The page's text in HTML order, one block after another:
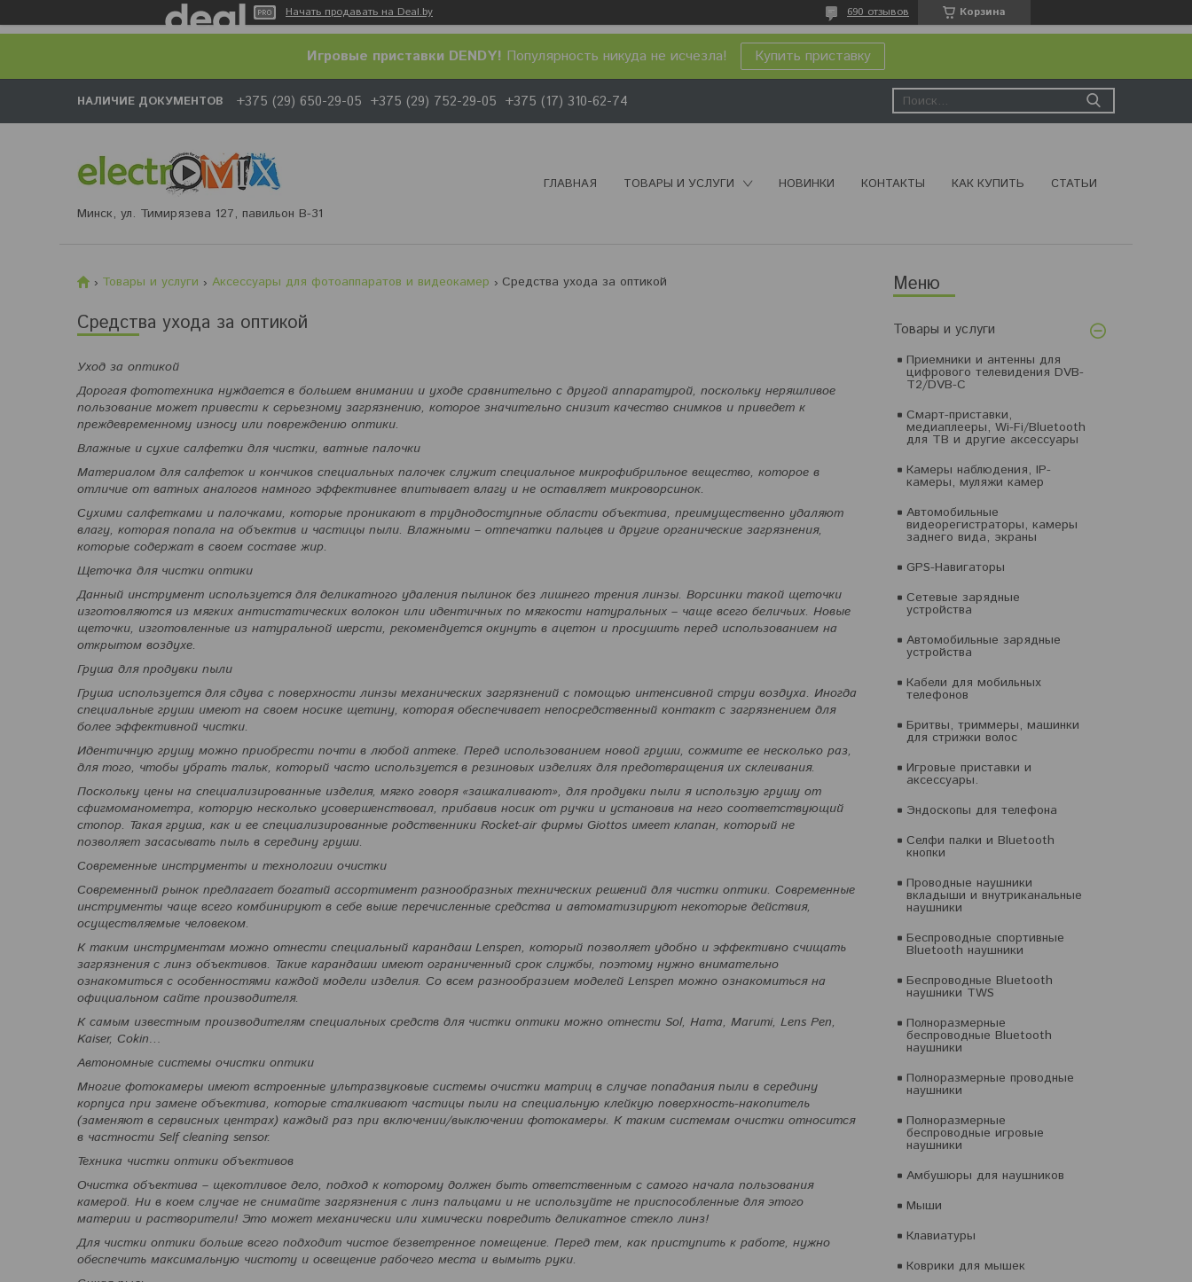
Начать продавать на Deal.by Корзина
690 отзывов
Игровые приставки DENDY! Популярность никуда не исчезла! Купить приставку
НАЛИЧИЕ ДОКУМЕНТОВ +375 (29) 650-29-05 +375 (29) 752-29-05 +375 (17) 310-62-74
Минск, ул. Тимирязева 127, павильон В-31
ГЛАВНАЯ ТОВАРЫ И УСЛУГИ НОВИНКИ КОНТАКТЫ КАК КУПИТЬ СТАТЬИ
Товары и услуги
Приемники и антенны для
цифрового телевидения DVB-
T2/DVB-C
Смарт-приставки,
медиаплееры, Wi-Fi/Bluetooth
для ТВ и другие аксессуары
Камеры наблюдения, IP-
камеры, муляжи камер
Автомобильные
видеорегистраторы, камеры
заднего вида, экраны
GPS-Навигаторы
Сетевые зарядные
устройства
Автомобильные зарядные
устройства
Кабели для мобильных
телефонов
Бритвы, триммеры, машинки
для стрижки волос
Игровые приставки и
аксессуары.
Эндоскопы для телефона
Селфи палки и Bluetooth
кнопки
Проводные наушники
вкладыши и внутриканальные
наушники
Беспроводные спортивные
Bluetooth наушники
Беспроводные Bluetooth
наушники TWS
Полноразмерные
беспроводные Bluetooth
наушники
Полноразмерные проводные
наушники
Полноразмерные
беспроводные игровые
наушники
Амбушюры для наушников
Мыши
Клавиатуры
Коврики для мышек
Товары и услуги Аксессуары для фотоаппаратов и видеокамер Средства ухода за оптикой
Средства ухода за оптикой
Уход за оптикой
Дорогая фототехника нуждается в большем внимании и уходе сравнительно с другой аппаратурой, поскольку неряшливое
пользование может привести к серьезному загрязнению, которое значительно снизит качество снимков и приведет к
преждевременному износу или повреждению оптики.
Влажные и сухие салфетки для чистки, ватные палочки
Материалом для салфеток и кончиков специальных палочек служит специальное микрофибрильное вещество, которое в
отличие от ватных аналогов намного эффективнее впитывает влагу и не оставляет микроворсинок.
Сухими салфетками и палочками, которые проникают в труднодоступные области объектива, преимущественно удаляют
влагу, которая попала на объектив и частицы пыли. Влажными – отпечатки пальцев и другие органические загрязнения,
которые содержат в своем составе жир.
Щеточка для чистки оптики
Данный инструмент используется для деликатного удаления пылинок без лишнего трения линзы. Ворсинки такой щеточки
изготовляются из мягких антистатических волокон или идентичных по мягкости натуральных – чаще всего беличьих. Новые
щеточки, изготовленные из натуральной шерсти, рекомендуется окунуть в ацетон и просушить перед использованием на
открытом воздухе.
Груша для продувки пыли
Груша используется для сдува с поверхности линзы механических загрязнений с помощью интенсивной струи воздуха. Иногда
специальные груши имеют на своем носике щетину, которая обеспечивает непосредственный контакт с загрязнением для
более эффективной чистки.
Идентичную грушу можно приобрести почти в любой аптеке. Перед использованием новой груши, сожмите ее несколько раз,
для того, чтобы убрать тальк, который часто используется в резиновых изделиях для предотвращения их склеивания.
Поскольку цены на специализированные изделия, мягко говоря «зашкаливают», для продувки пыли я использую грушу от
сфигмоманометра, которую несколько усовершенствовал, прибавив носик от ручки и установив на него соответствующий
стопор. Такая груша, как и ее специализированные родственники Rocket-air фирмы Giottos имеет клапан, который не
позволяет засасывать пыль в середину груши.
Современные инструменты и технологии очистки
Современный рынок предлагает богатый ассортимент разнообразных технических решений для чистки оптики. Современные
инструменты чаще всего комбинируют в себе выше перечисленные средства и автоматизируют некоторые действия,
осуществляемые человеком.
К таким инструментам можно отнести специальный карандаш Lenspen, который позволяет удобно и эффективно счищать
загрязнения с линз объективов. Такие карандаши имеют ограниченный срок службы, поэтому нужно внимательно
ознакомиться с особенностями каждой модели изделия. Со всем разнообразием моделей Lenspen можно ознакомиться на
официальном сайте производителя.
К самым известным производителям специальных средств для чистки оптики можно отнести Sol, Hama, Marumi, Lens Pen,
Kaiser, Cokin…
Автономные системы очистки оптики
Многие фотокамеры имеют встроенные ультразвуковые системы очистки матриц в случае попадания пыли в середину
корпуса при замене объектива, которые сталкивают частицы пыли на специальную клейкую поверхность-накопитель
(заменяют в сервисных центрах) каждый раз при включении/выключении фотокамеры. К таким системам очистки относится
в частности Self cleaning sensor.
Техника чистки оптики объективов
Очистка объектива – щекотливое дело, подход к которому должен быть ответственным с самого начала пользования
камерой. Ни в коем случае не снимайте загрязнения с линз пальцами и не используйте не приспособленные для этого
материи и растворители! Это может механически или химически повредить деликатное стекло линз!
Для чистки оптики больше всего подходит чистое безветренное помещение. Перед тем, как приступить к работе, нужно
обеспечить максимальную чистоту и освещение рабочего места и вымыть руки.